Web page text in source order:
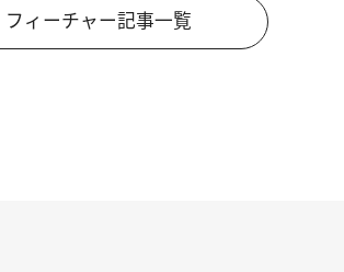
フィーチャー記事一覧